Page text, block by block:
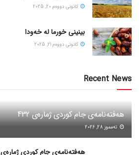
كانونی دووه‌م 20, 2025
بینینی خورما لە خەودا
كانونی دووه‌م 21, 2025
Recent News
هەفتەنامەی جام کوردی ژمارەی 432
ته‌مموز 28, 2026
هەفتەنامەی جام کوردی ژمارەی 431